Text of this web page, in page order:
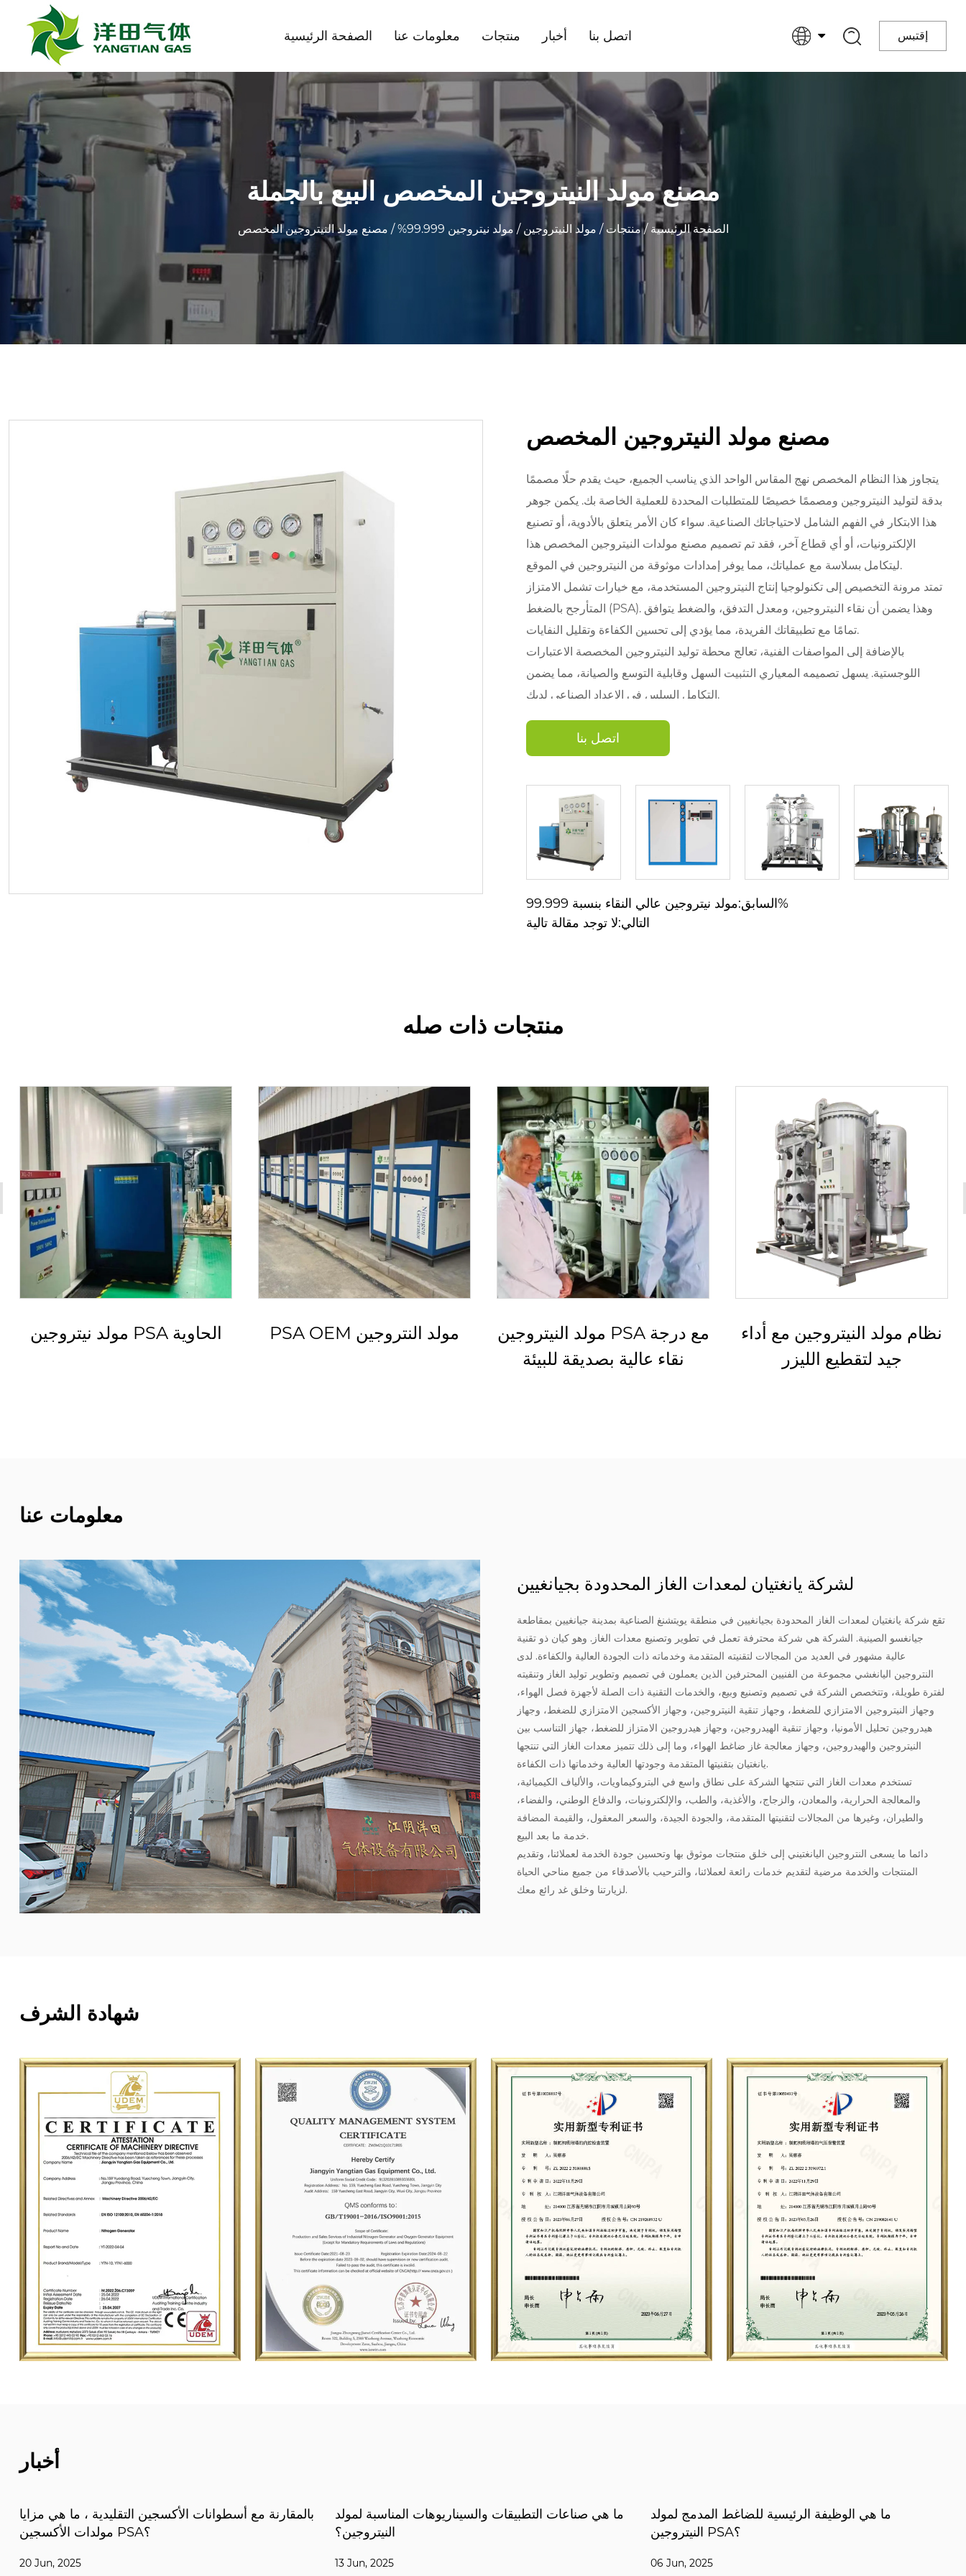
الصفحة الرئيسية معلومات عنا منتجات أخبار اتصل بنا إقتبس
مصنع مولد النيتروجين المخصص البيع بالجملة
الصفحة الرئيسية /منتجات / مولد النيتروجين / مولد نيتروجين 99.999% / مصنع مولد النيتروجين المخصص
مصنع مولد النيتروجين المخصص
يتجاوز هذا النظام المخصص نهج المقاس الواحد الذي يناسب الجميع، حيث يقدم حلًا مصممًا
بدقة لتوليد النيتروجين ومصممًا خصيصًا للمتطلبات المحددة للعملية الخاصة بك. يكمن جوهر
هذا الابتكار في الفهم الشامل لاحتياجاتك الصناعية. سواء كان الأمر يتعلق بالأدوية، أو تصنيع
الإلكترونيات، أو أي قطاع آخر، فقد تم تصميم مصنع مولدات النيتروجين المخصص هذا
ليتكامل بسلاسة مع عملياتك، مما يوفر إمدادات موثوقة من النيتروجين في الموقع.
تمتد مرونة التخصيص إلى تكنولوجيا إنتاج النيتروجين المستخدمة، مع خيارات تشمل الامتزاز
المتأرجح بالضغط (PSA). وهذا يضمن أن نقاء النيتروجين، ومعدل التدفق، والضغط يتوافق
تمامًا مع تطبيقاتك الفريدة، مما يؤدي إلى تحسين الكفاءة وتقليل النفايات.
بالإضافة إلى المواصفات الفنية، تعالج محطة توليد النيتروجين المخصصة الاعتبارات
اللوجستية. يسهل تصميمه المعياري التثبيت السهل وقابلية التوسع والصيانة، مما يضمن
التكامل السلس في الإعداد الصناعي لديك.
الفروق الدقيقة في العملية الخاصة بك وتوفير إمدادات النيتروجين المخصصة التي ترفع
اتصل بنا
السابق:مولد نيتروجين عالي النقاء بنسبة 99.999%
التالي:لا توجد مقالة تالية
منتجات ذات صله
PSA OEM مولد النتروجين
مولد النيتروجين PSA مع درجة
نظام مولد النيتروجين مع أداء
جيد لتقطيع الليزر
220 فولت / 380 فولت مولد
النيتروجين PSA
معلومات عنا
لشركة يانغتيان لمعدات الغاز المحدودة بجيانغيين
تقع شركة يانغتيان لمعدات الغاز المحدودة بجيانغيين في منطقة يويتشنغ الصناعية بمدينة جيانغيين بمقاطعة
جيانغسو الصينية. الشركة هي شركة محترفة تعمل في تطوير وتصنيع معدات الغاز. وهو كيان ذو تقنية
عالية مشهور في العديد من المجالات لتقنيته المتقدمة وخدماته ذات الجودة العالية والكفاءة. لدى
النتروجين اليانغشي مجموعة من الفنيين المحترفين الذين يعملون في تصميم وتطوير توليد الغاز وتنقيته
لفترة طويلة، وتتخصص الشركة في تصميم وتصنيع وبيع، والخدمات التقنية ذات الصلة لأجهزة فصل الهواء،
وجهاز النيتروجين الامتزازي للضغط، وجهاز تنقية النيتروجين، وجهاز الأكسجين الامتزازي للضغط، وجهاز
هيدروجين تحليل الأمونيا، وجهاز تنقية الهيدروجين، وجهاز هيدروجين الامتزاز للضغط، جهاز التناسب بين
النيتروجين والهيدروجين، وجهاز معالجة غاز ضاغط الهواء، وما إلى ذلك تتميز معدات الغاز التي تنتجها
يانغتيان بتقنيتها المتقدمة وجودتها العالية وخدماتها ذات الكفاءة.
تستخدم معدات الغاز التي تنتجها الشركة على نطاق واسع في البتروكيماويات، والألياف الكيميائية،
والمعالجة الحرارية، والمعادن، والزجاج، والأغذية، والطب، والإلكترونيات، والدفاع الوطني، والفضاء،
والطيران، وغيرها من المجالات لتقنيتها المتقدمة، والجودة الجيدة، والسعر المعقول، والقيمة المضافة
خدمة ما بعد البيع.
دائما ما يسعى النتروجين اليانغتيني إلى خلق منتجات موثوق بها وتحسين جودة الخدمة لعملائنا، وتقديم
المنتجات والخدمة مرضية لتقديم خدمات رائعة لعملائنا، والترحيب بالأصدقاء من جميع مناحي الحياة
لزيارتنا وخلق غد رائع معك.
شهادة الشرف
أخبار
ما هي صناعات التطبيقات والسيناريوهات المناسبة لمولد
النيتروجين؟
13 Jun, 2025
ما هي الوظيفة الرئيسية للضاغط المدمج لمولد
06 Jun, 2025
هل هذا المولد النيتروجين عالي نقاء PSA للحبوب صديق
للبيئة أثناء التشغيل؟
30 May, 2025